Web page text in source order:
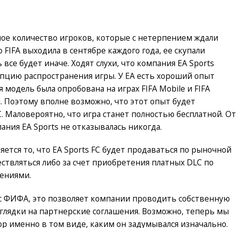
количество игроков, которые с нетерпением ждали
выходила в сентябре каждого года, ее скупали
будет иначе. Ходят слухи, что компания EA Sports
распространения игры. У EA есть хороший опыт
была опробована на играх FIFA Mobile и FIFA
Поэтому вполне возможно, что этот опыт будет
Маловероятно, что игра станет полностью бесплатной. От
EA Sports не отказывалась никогда.
то, что EA Sports FC будет продаваться по рыночной
либо за счет приобретения платных DLC по
ФИФА, это позволяет компании проводить собственную
на партнерские соглашения. Возможно, теперь мы
именно в том виде, каким он задумывался изначально.